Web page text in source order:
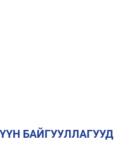
БАЙГУУЛЛАГУУД